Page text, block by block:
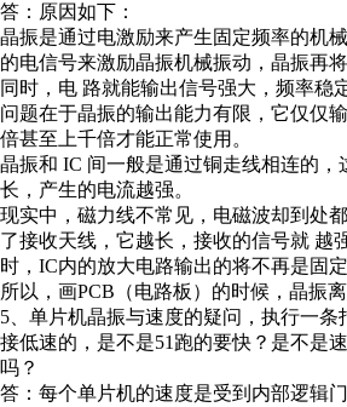
答：原因如下：
晶振是通过电激励来产生固定频率的机
的电信号来激励晶振机械振动，晶振再
同时，电 路就能输出信号强大，频率稳
问题在于晶振的输出能力有限，它仅仅
倍甚至上千倍才能正常使用。
晶振和 IC 间一般是通过铜走线相连的
长，产生的电流越强。
现实中，磁力线不常见，电磁波却到处
了接收天线，它越长，接收的信号就 越
时，IC内的放大电路输出的将不再是固
所以，画PCB（电路板）的时候，晶振
5、单片机晶振与速度的疑问，执行一条
接低速的，是不是51跑的要快？是不是
吗？
答：每个单片机的速度是受到内部逻辑